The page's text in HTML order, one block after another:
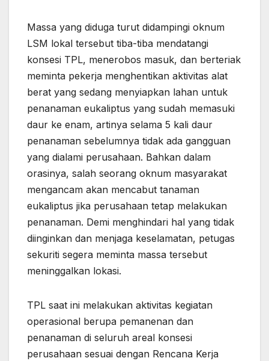
Massa yang diduga turut didampingi oknum
LSM lokal tersebut tiba-tiba mendatangi
konsesi TPL, menerobos masuk, dan berteriak
meminta pekerja menghentikan aktivitas alat
berat yang sedang menyiapkan lahan untuk
penanaman eukaliptus yang sudah memasuki
daur ke enam, artinya selama 5 kali daur
penanaman sebelumnya tidak ada gangguan
yang dialami perusahaan. Bahkan dalam
orasinya, salah seorang oknum masyarakat
mengancam akan mencabut tanaman
eukaliptus jika perusahaan tetap melakukan
penanaman. Demi menghindari hal yang tidak
diinginkan dan menjaga keselamatan, petugas
sekuriti segera meminta massa tersebut
meninggalkan lokasi.
TPL saat ini melakukan aktivitas kegiatan
operasional berupa pemanenan dan
penanaman di seluruh areal konsesi
perusahaan sesuai dengan Rencana Kerja